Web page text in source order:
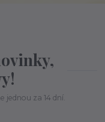
jednou za 14 dní.